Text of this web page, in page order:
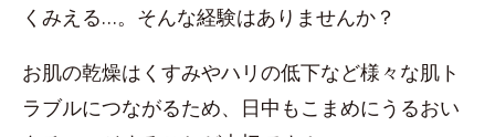
くみえる…。そんな経験はありませんか？
お肌の乾燥はくすみやハリの低下など様々な肌ト
ラブルにつながるため、日中もこまめにうるおい